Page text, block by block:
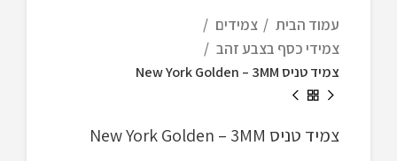
עמוד הבית
צמידים
צמידי כסף בצבע זהב
צמיד טניס New York Golden – 3MM
צמיד טניס New York Golden – 3MM